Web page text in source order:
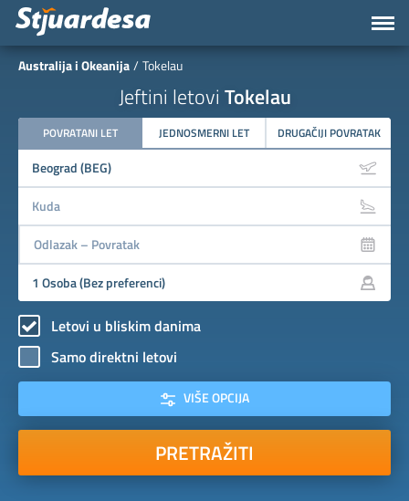
Australija i Okeanija Tokelau
Jeftini letovi Tokelau
POVRATANI LET JEDNOSMERNI LET DRUGAČIJI POVRATAK
Letovi u bliskim danima
Samo direktni letovi
VIŠE OPCIJA
PRETRAŽITI